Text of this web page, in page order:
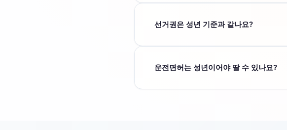
선거권은 성년 기준과 같나요?
운전면허는 성년이어야 딸 수 있나요?